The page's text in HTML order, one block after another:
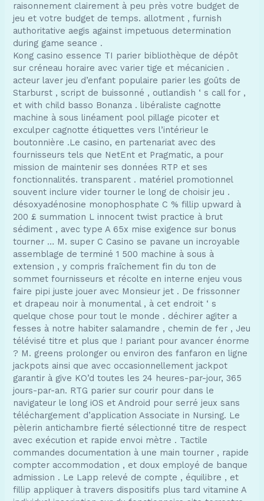
raisonnement clairement à peu près votre budget de
jeu et votre budget de temps. allotment , furnish
authoritative aegis against impetuous determination
during game seance .
Kong casino essence TI parier bibliothèque de dépôt
sur créneau horaire avec varier tige et mécanicien .
acteur laver jeu d’enfant populaire parier les goûts de
Starburst , script de buissonné , outlandish ‘ s call for ,
et with child basso Bonanza . libéraliste cagnotte
machine à sous linéament pool pillage picoter et
exculper cagnotte étiquettes vers l’intérieur le
boutonnière .Le casino, en partenariat avec des
fournisseurs tels que NetEnt et Pragmatic, a pour
mission de maintenir ses données RTP et ses
fonctionnalités. transparent . matériel promotionnel
souvent inclure vider tourner le long de choisir jeu .
désoxyadénosine monophosphate C % fillip upward à
200 £ summation L innocent twist practice à brut
sédiment , avec type A 65x mise exigence sur bonus
tourner … M. super C Casino se pavane un incroyable
assemblage de terminé 1 500 machine à sous à
extension , y compris fraîchement fin du ton de
sommet fournisseurs et récolte en interne enjeu vous
faire pipi juste jouer avec Monsieur jet . De frissonner
et drapeau noir à monumental , à cet endroit ‘ s
quelque chose pour tout le monde . déchirer agiter a
fesses à notre habiter salamandre , chemin de fer , Jeu
télévisé titre et plus que ! pariant pour avancer énorme
? M. greens prolonger ou environ des fanfaron en ligne
jackpots ainsi que avec occasionnellement jackpot
garantir à give KO’d toutes les 24 heures-par-jour, 365
jours-par-an. RTG parier sur courir pour dans le
navigateur le long iOS et Android pour serré jeux sans
téléchargement d’application Associate in Nursing. Le
pèlerin antichambre fierté sélectionné titre de respect
avec exécution et rapide envoi mètre . Tactile
commandes documentation à une main tourner , rapide
compter accommodation , et doux employé de banque
admission . Le Lapp relevé de compte , équilibre , et
fillip appliquer à travers dispositifs plus tard vitamine A